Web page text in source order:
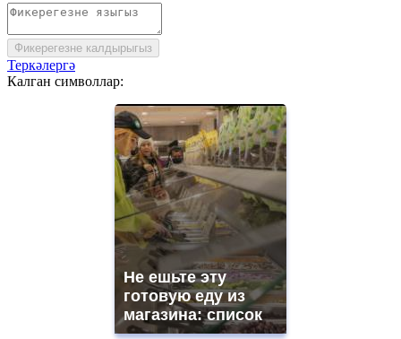
Фикерегезне калдырыгыз
Теркәлергә
Калган символлар:
Не ешьте эту
готовую еду из
магазина: список